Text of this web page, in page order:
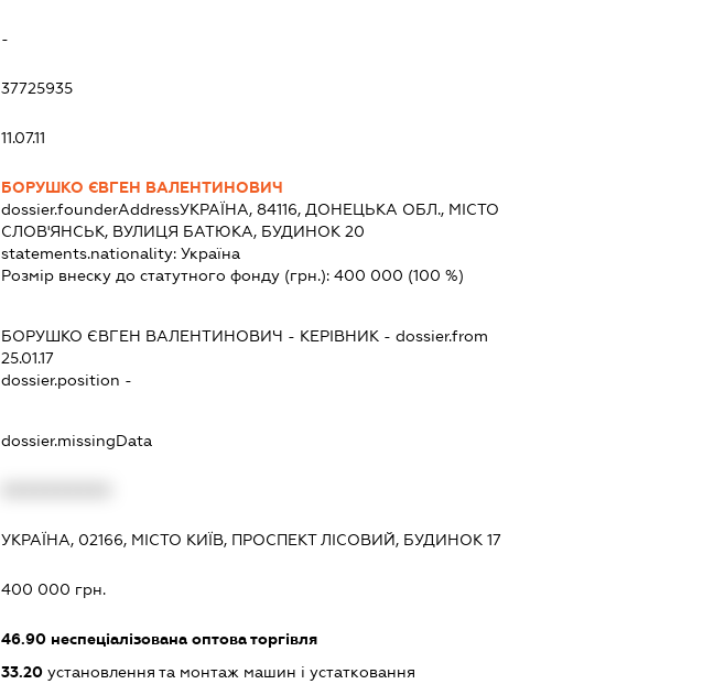
-
37725935
11.07.11
БОРУШКО ЄВГЕН ВАЛЕНТИНОВИЧ
dossier.founderAddressУКРАЇНА, 84116, ДОНЕЦЬКА ОБЛ., МІСТО
СЛОВ'ЯНСЬК, ВУЛИЦЯ БАТЮКА, БУДИНОК 20
statements.nationality:Україна
Розмір внеску до статутного фонду (грн.):400 000 (100 %)
БОРУШКО ЄВГЕН ВАЛЕНТИНОВИЧ - КЕРІВНИК - dossier.from
25.01.17
dossier.position -
dossier.missingData
УКРАЇНА, 02166, МІСТО КИЇВ, ПРОСПЕКТ ЛІСОВИЙ, БУДИНОК 17
400 000 грн.
46.90 неспеціалізована оптова торгівля
33.20 установлення та монтаж машин і устатковання